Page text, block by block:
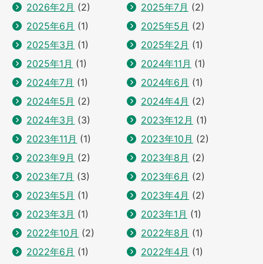
2026年2月 (2) 2025年7月 (2)
2025年6月 (1) 2025年5月 (2)
2025年3月 (1) 2025年2月 (1)
2025年1月 (1) 2024年11月 (1)
2024年7月 (1) 2024年6月 (1)
2024年5月 (2) 2024年4月 (2)
2024年3月 (3) 2023年12月 (1)
2023年11月 (1) 2023年10月 (2)
2023年9月 (2) 2023年8月 (2)
2023年7月 (3) 2023年6月 (2)
2023年5月 (1) 2023年4月 (2)
2023年3月 (1) 2023年1月 (1)
2022年10月 (2) 2022年8月 (1)
2022年6月 (1) 2022年4月 (1)